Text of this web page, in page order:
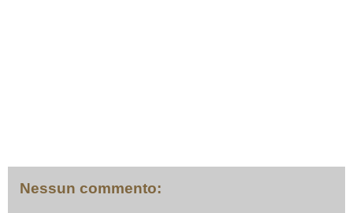
Nessun commento: